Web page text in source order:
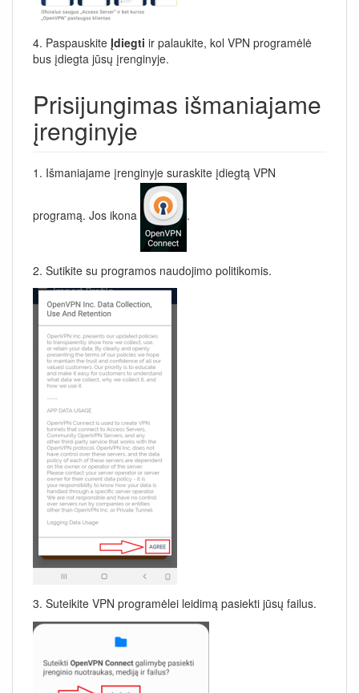
4. Paspauskite Įdiegti ir palaukite, kol VPN programėlė
bus įdiegta jūsų įrenginyje.
Prisijungimas išmaniajame
įrenginyje
1. Išmaniajame įrenginyje suraskite įdiegtą VPN
programą. Jos ikona .
2. Sutikite su programos naudojimo politikomis.
3. Suteikite VPN programėlei leidimą pasiekti jūsų failus.